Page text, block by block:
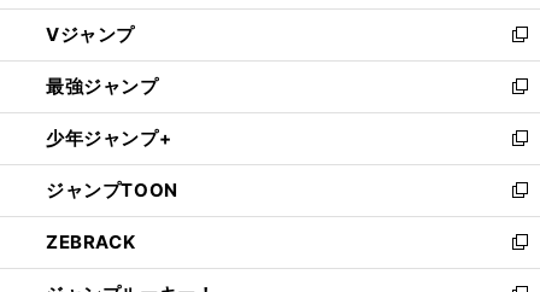
ウ
ィ
ン
ド
ウ
で
開
く
し
い
ウ
ィ
ン
ド
ウ
で
開
く
Vジャンプ
新
し
い
ウ
ィ
ン
ド
ウ
で
開
最強ジャンプ
新
し
い
ウ
ィ
ン
ド
ウ
少年ジャンプ+
新
し
い
ウ
ィ
ン
ジャンプTOON
新
し
い
ウ
ZEBRACK
新
し